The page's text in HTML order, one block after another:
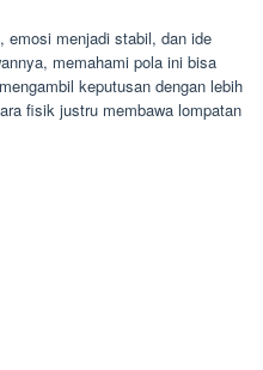
emosi menjadi stabil, dan ide
memahami pola ini bisa
keputusan dengan lebih
fisik justru membawa lompatan